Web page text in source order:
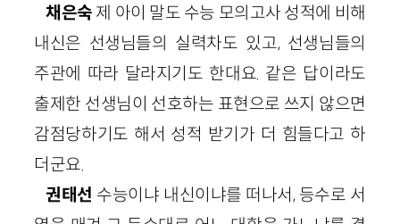
채은숙 제 아이 말도 수능 모의고사 성적에 비해
내신은 선생님들의 실력차도 있고, 선생님들의
주관에 따라 달라지기도 한대요. 같은 답이라도
출제한 선생님이 선호하는 표현으로 쓰지 않으면
감점당하기도 해서 성적 받기가 더 힘들다고 하
더군요.
권태선 수능이냐 내신이냐를 떠나서, 등수로 서